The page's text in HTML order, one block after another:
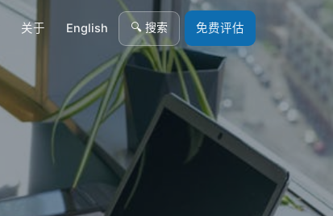
关于 English 🔍 搜索 免费评估